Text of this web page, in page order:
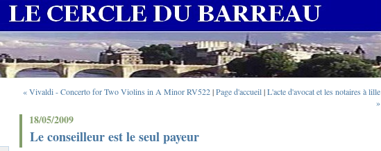
« Vivaldi - Concerto for Two Violins in A Minor RV522|Page d'accueil|L'acte d'avocat et les notaires à lille
»
18/05/2009
Le conseilleur est le seul payeur